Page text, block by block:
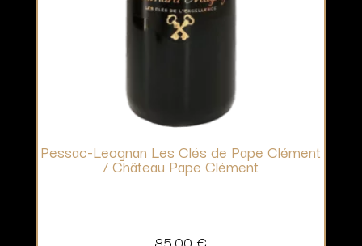
Pessac-Leognan Les Clés de Pape Clément
/ Château Pape Clément